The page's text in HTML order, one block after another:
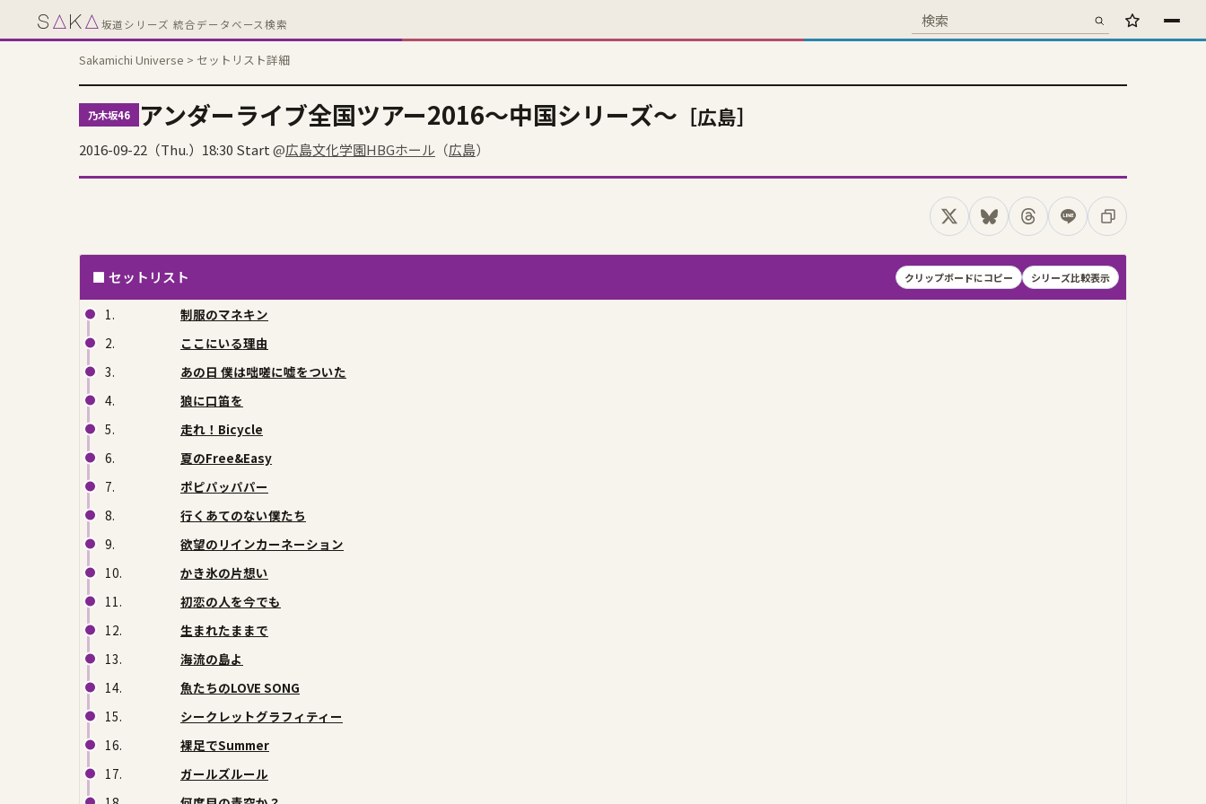
s A k A 坂道シリーズ 統合データベース検索 検索キーワード 検索
お気に入り
Sakamichi Universe > セットリスト詳細
乃木坂46 アンダーライブ全国ツアー2016〜中国シリーズ〜 ［広島］
2016-09-22（Thu.）18:30 Start@広島文化学園HBGホール （広島）
XでシェアBlueskyでシェア
Threadsでシェア
LINEでシェア
コピー
■ セットリスト クリップボードにコピー シリーズ比較表示
1.
制服のマネキン
2.
ここにいる理由
3.
あの日 僕は咄嗟に嘘をついた
4.
狼に口笛を
5.
走れ！Bicycle
6.
夏のFree&Easy
7.
ポピパッパパー
8.
行くあてのない僕たち
9.
欲望のリインカーネーション
10.
かき氷の片想い
11.
初恋の人を今でも
12.
生まれたままで
13.
海流の島よ
14.
魚たちのLOVE SONG
15.
シークレットグラフィティー
16.
裸足でSummer
17.
ガールズルール